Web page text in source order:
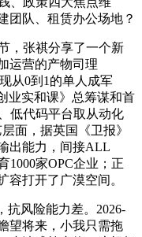
团队、租赁办公场地？
张祺分享了一个新
运营的产物司理
从0到1的单人成军
业实和课》总筹谋和首
低代码平台取从动化
面，据英国《卫报》
出能力，间接ALL
1000家OPC企业；正
容打开了广漠空间。
风险能力差。2026-
望将来，小我只需拖